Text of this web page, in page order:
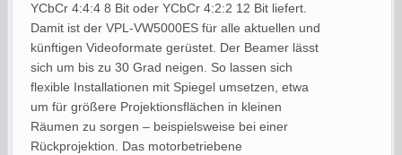
YCbCr 4:4:4 8 Bit oder YCbCr 4:2:2 12 Bit liefert.
Damit ist der VPL-VW5000ES für alle aktuellen und
künftigen Videoformate gerüstet. Der Beamer lässt
sich um bis zu 30 Grad neigen. So lassen sich
flexible Installationen mit Spiegel umsetzen, etwa
um für größere Projektionsflächen in kleinen
Räumen zu sorgen – beispielsweise bei einer
Rückprojektion. Das motorbetriebene